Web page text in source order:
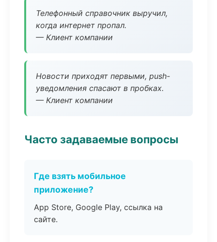
Телефонный справочник выручил,
когда интернет пропал.
— Клиент компании
Новости приходят первыми, push-
уведомления спасают в пробках.
— Клиент компании
Часто задаваемые вопросы
Где взять мобильное
приложение?
App Store, Google Play, ссылка на
сайте.